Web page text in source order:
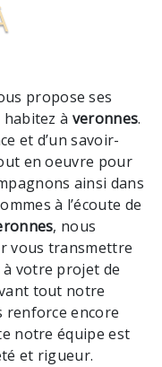
propose ses
habitez à veronnes.
et d’un savoir-
en oeuvre pour
ainsi dans
à l’écoute de
, nous
vous transmettre
votre projet de
tout notre
renforce encore
notre équipe est
et rigueur.